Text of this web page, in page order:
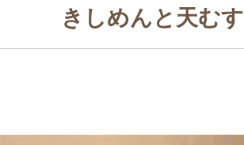
きしめんと天むす